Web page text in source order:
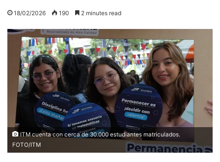
18/02/2026 190 2 minutes read
ITM cuenta con cerca de 30.000 estudiantes matriculados.
FOTO/ITM